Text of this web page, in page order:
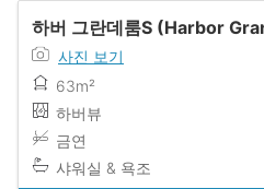
하버 그란데룸S (Harbor
사진 보기
63m²
하버뷰
금연
샤워실 & 욕조